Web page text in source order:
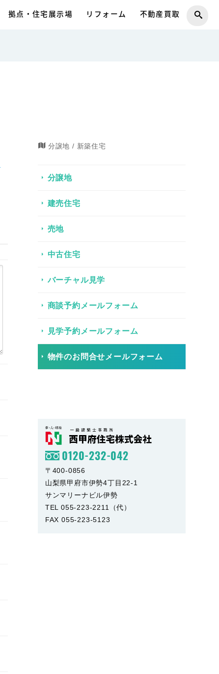
拠点・住宅展示場 リフォーム 不動産買取
分譲地 / 新築住宅
分譲地
建売住宅
売地
中古住宅
バーチャル見学
商談予約メールフォーム
見学予約メールフォーム
物件のお問合せメールフォーム
0120-232-042
〒400-0856
山梨県甲府市伊勢4丁目22-1
サンマリーナビル伊勢
TEL 055-223-2211（代）
FAX 055-223-5123